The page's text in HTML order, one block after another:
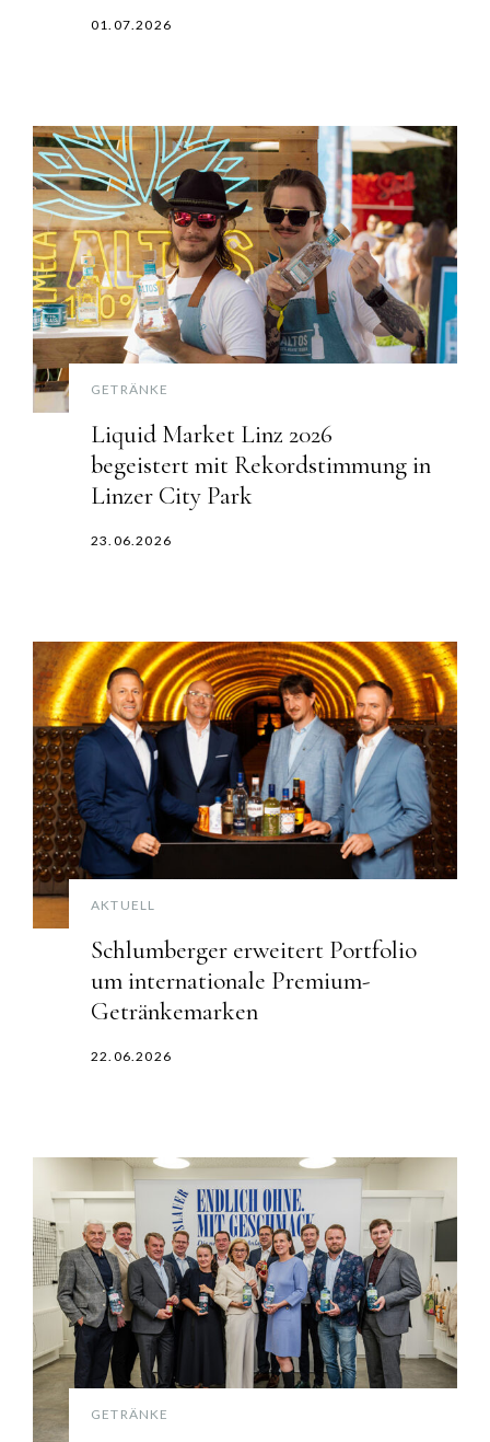
01.07.2026
GETRÄNKE
Liquid Market Linz 2026
begeistert mit Rekordstimmung in
Linzer City Park
23.06.2026
AKTUELL
Schlumberger erweitert Portfolio
um internationale Premium-
Getränkemarken
22.06.2026
GETRÄNKE